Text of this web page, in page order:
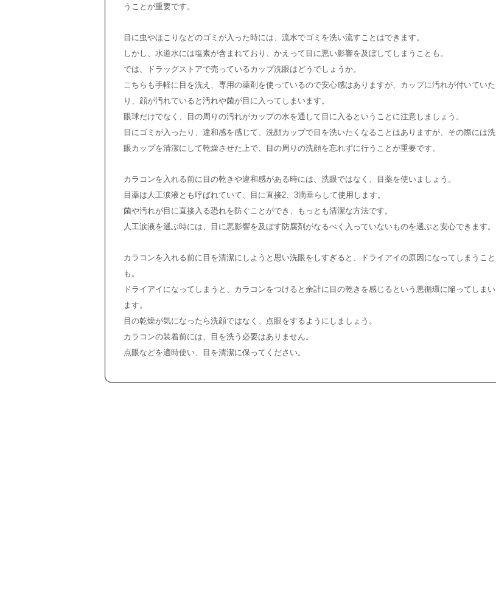
うことが重要です。
目に虫やほこりなどのゴミが入った時には、流水でゴミを洗い流すことはできます。
しかし、水道水には塩素が含まれており、かえって目に悪い影響を及ぼしてしまうことも。
では、ドラッグストアで売っているカップ洗眼はどうでしょうか。
こちらも手軽に目を洗え、専用の薬剤を使っているので安心感はありますが、カップに汚れが付いていた
り、顔が汚れていると汚れや菌が目に入ってしまいます。
眼球だけでなく、目の周りの汚れがカップの水を通して目に入るということに注意しましょう。
目にゴミが入ったり、違和感を感じて、洗顔カップで目を洗いたくなることはありますが、その際には洗
眼カップを清潔にして乾燥させた上で、目の周りの洗顔を忘れずに行うことが重要です。
カラコンを入れる前に目の乾きや違和感がある時には、洗眼ではなく、目薬を使いましょう。
目薬は人工涙液とも呼ばれていて、目に直接2、3滴垂らして使用します。
菌や汚れが目に直接入る恐れを防ぐことができ、もっとも清潔な方法です。
人工涙液を選ぶ時には、目に悪影響を及ぼす防腐剤がなるべく入っていないものを選ぶと安心できます。
カラコンを入れる前に目を清潔にしようと思い洗眼をしすぎると、ドライアイの原因になってしまうこと
も。
ドライアイになってしまうと、カラコンをつけると余計に目の乾きを感じるという悪循環に陥ってしまい
ます。
目の乾燥が気になったら洗顔ではなく、点眼をするようにしましょう。
カラコンの装着前には、目を洗う必要はありません。
点眼などを適時使い、目を清潔に保ってください。